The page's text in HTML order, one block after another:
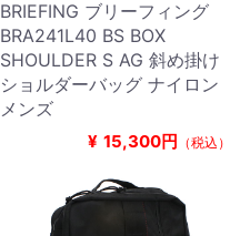
BRIEFING ブリーフィング
BRA241L40 BS BOX
SHOULDER S AG 斜め掛け
ショルダーバッグ ナイロン
メンズ
¥ 15,300円 （税込）